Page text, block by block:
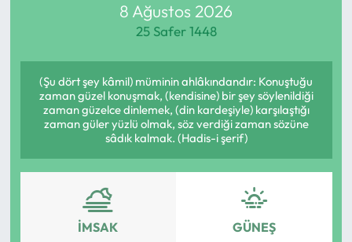
8 Ağustos 2026
25 Safer 1448
(Şu dört şey kâmil) müminin ahlâkındandır: Konuştuğu
zaman güzel konuşmak, (kendisine) bir şey söylenildiği
zaman güzelce dinlemek, (din kardeşiyle) karşılaştığı
zaman güler yüzlü olmak, söz verdiği zaman sözüne
sâdık kalmak. (Hadis-i şerif)
İMSAK GÜNEŞ